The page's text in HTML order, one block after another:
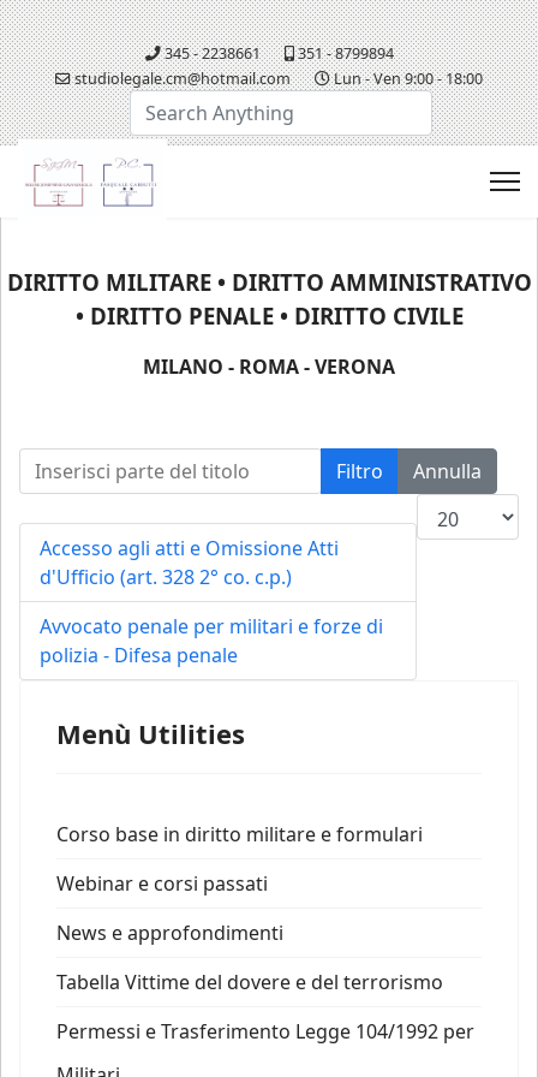
345 - 2238661
351 - 8799894
studiolegale.cm@hotmail.com
Lun - Ven 9:00 - 18:00
DIRITTO MILITARE • DIRITTO AMMINISTRATIVO
• DIRITTO PENALE • DIRITTO CIVILE
MILANO - ROMA - VERONA
Inserisci parte del titolo Filtro
Annulla
Visualizza n.
Accesso agli atti e Omissione Atti
d'Ufficio (art. 328 2° co. c.p.)
Avvocato penale per militari e forze di
polizia - Difesa penale
Menù Utilities
Corso base in diritto militare e formulari
Webinar e corsi passati
News e approfondimenti
Tabella Vittime del dovere e del terrorismo
Permessi e Trasferimento Legge 104/1992 per